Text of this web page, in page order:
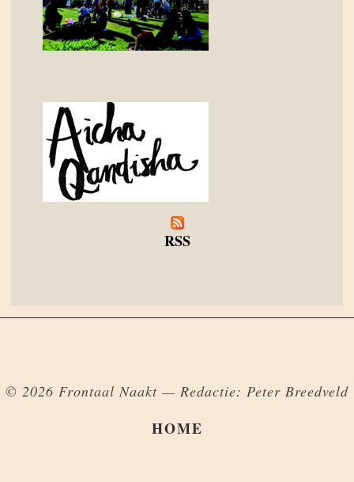
RSS
© 2026 Frontaal Naakt — Redactie: Peter Breedveld
HOME